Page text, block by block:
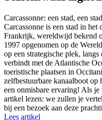
Carcassonne: een stad, een
Carcassonne is een stad in
Frankrijk, wereldwijd bekend
1997 opgenomen op de
op een strategische plek,
verbindt met de Atlantische
toeristische plaatsen in
zelfbestuurbare kanaalboot
een onmisbare ervaring! Als
artikel lezen: we zullen je
bij een bezoek aan deze
Lees artikel